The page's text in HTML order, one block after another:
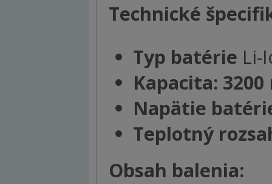
Technické
Typ batérie Li-
Kapacita: 3200
Napätie
Teplotný
Obsah balenia: